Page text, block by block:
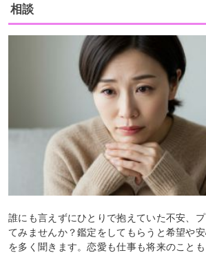
相談
誰にも言えずにひとりで抱えていた不安、
てみませんか？鑑定をしてもらうと希望や
を多く聞きます。恋愛も仕事も将来のことも